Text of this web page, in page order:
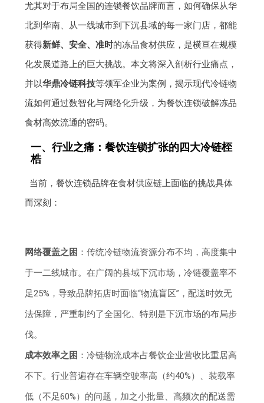
尤其对于布局全国的连锁餐饮品牌而言，如何确保从华
北到华南、从一线城市到下沉县域的每一家门店，都能
获得新鲜、安全、准时的冻品食材供应，是横亘在规模
化发展道路上的巨大挑战。本文将深入剖析行业痛点，
并以华鼎冷链科技等领军企业为案例，揭示现代冷链物
流如何通过数智化与网络化升级，为餐饮连锁破解冻品
食材高效流通的密码。
一、行业之痛：餐饮连锁扩张的四大冷链桎
梏
当前，餐饮连锁品牌在食材供应链上面临的挑战具体
而深刻：
网络覆盖之困 ：传统冷链物流资源分布不均，高度集中
于一二线城市。在广阔的县域下沉市场，冷链覆盖率不
足25%，导致品牌拓店时面临“物流盲区”，配送时效无
法保障，严重制约了全国化、特别是下沉市场的布局步
伐。
成本效率之困 ：冷链物流成本占餐饮企业营收比重居高
不下。行业普遍存在车辆空驶率高（约40%）、装载率
低（不足60%）的问题，加之小批量、高频次的配送需